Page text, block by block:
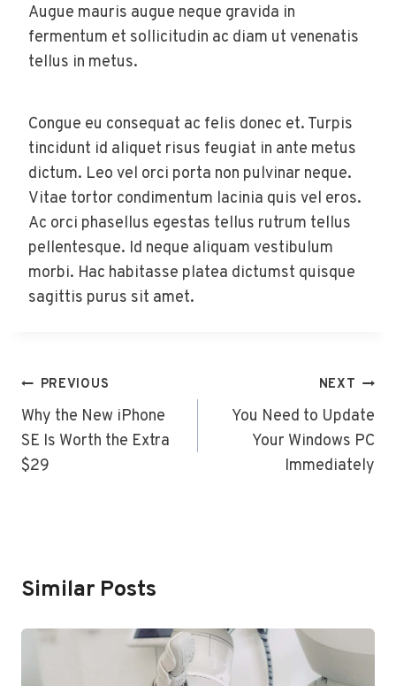
Augue mauris augue neque gravida in
fermentum et sollicitudin ac diam ut venenatis
tellus in metus.
Congue eu consequat ac felis donec et. Turpis
tincidunt id aliquet risus feugiat in ante metus
dictum. Leo vel orci porta non pulvinar neque.
Vitae tortor condimentum lacinia quis vel eros.
Ac orci phasellus egestas tellus rutrum tellus
pellentesque. Id neque aliquam vestibulum
morbi. Hac habitasse platea dictumst quisque
sagittis purus sit amet.
Post
Navigation
PREVIOUS
Why the New iPhone
SE Is Worth the Extra
$29
NEXT
You Need to Update
Your Windows PC
Immediately
Similar Posts